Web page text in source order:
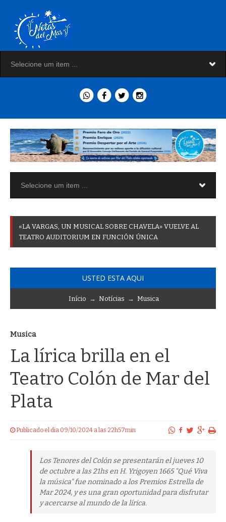
«LA VARGAS UN MUSICAL SOBRE CHAVELA» VUELVE AL
TEATRO AUDITORIUM EN FUNCIÓN ÚNICA
USTED ESTA AQUI
Início → Notícias → Musica
Musica
La lírica brilla en el
Teatro Colón de Mar del
Plata
Publicado el dia 09/10/2024 a las 22h57min
Los Tenores del Colón se presentarán el jueves 10
de octubre a las 21hs en H. Yrigoyen 1665 “Qué Viva
la música" fue nominado a los Premios Estrella de
Mar 2024, y es una gran oportunidad para disfrutar
y acercarse al mundo de la lírica.